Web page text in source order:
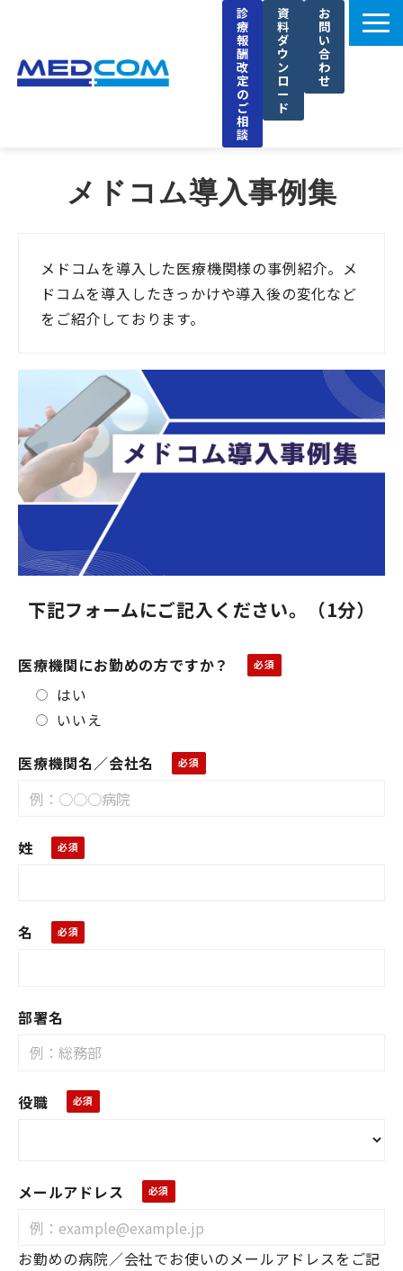
診
療
報
酬
改
定
の
ご
相
談
資
料
ダ
ウ
ン
ロ
ー
ド
お
問
い
合
わ
せ
選ばれる理由
セミナー
ブログ
お知らせ
メドコム導入事例集
メドコムを導入した医療機関様の事例紹介。メ
ドコムを導入したきっかけや導入後の変化など
をご紹介しております。
下記フォームにご記入ください。（1分）
医療機関にお勤めの方ですか？
はい
いいえ
医療機関名／会社名
姓
名
部署名
役職
メールアドレス
お勤めの病院／会社でお使いのメールアドレスをご記